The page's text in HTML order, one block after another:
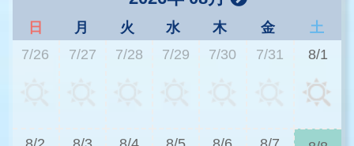
日 月 火 水 木 金
土
7/26
7/27 7/28 7/29 7/30 7/31 8/1